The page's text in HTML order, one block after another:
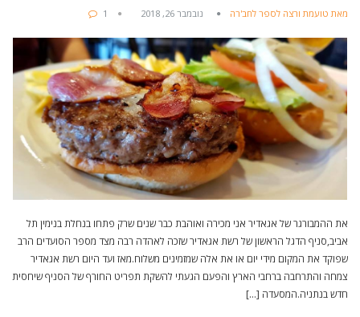
מאת טועמת ורצה לספר לחב'רה נובמבר 26, 2018 1
את ההמבורגר של אגאדיר אני מכירה ואוהבת כבר שנים שרק פתחו בנחלת בנימין תל
אביב,סניף הדגל הראשון של רשת אגאדיר שזכה לאהדה רבה מצד מספר הסועדים הרב
שפוקד את המקום מידי יום או את אלה שמזמינים משלוח.מאז ועד היום רשת אגאדיר
צמחה והתרחבה ברחבי הארץ והפעם הגעתי להשקת תפריט החורף של הסניף שיחסית
חדש בנתניה.המסעדה […]